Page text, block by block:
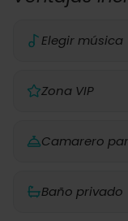
Elegir música
Zona VIP
Camarero
Baño privado